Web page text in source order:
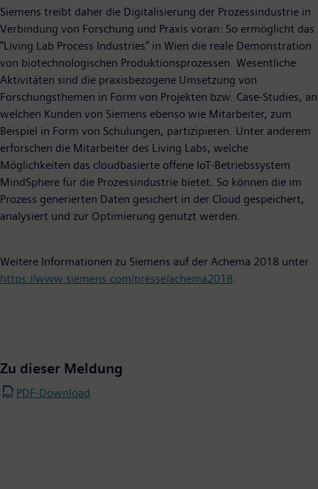
Siemens treibt daher die Digitalisierung der Prozessindustrie in
Verbindung von Forschung und Praxis voran: So ermöglicht das
"Living Lab Process Industries" in Wien die reale Demonstration
von biotechnologischen Produktionsprozessen. Wesentliche
Aktivitäten sind die praxisbezogene Umsetzung von
Forschungsthemen in Form von Projekten bzw. Case-Studies, an
welchen Kunden von Siemens ebenso wie Mitarbeiter, zum
Beispiel in Form von Schulungen, partizipieren. Unter anderem
erforschen die Mitarbeiter des Living Labs, welche
Möglichkeiten das cloudbasierte offene IoT-Betriebssystem
MindSphere für die Prozessindustrie bietet. So können die im
Prozess generierten Daten gesichert in der Cloud gespeichert,
analysiert und zur Optimierung genutzt werden.
Weitere Informationen zu Siemens auf der Achema 2018 unter
https://www.siemens.com/presse/achema2018
Zu dieser Meldung
PDF-Download